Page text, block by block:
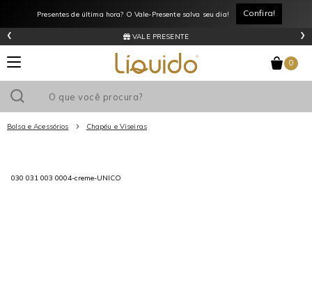
Presentes de última hora? O Vale-Presente salva seu dia! Confira!
VALE PRESENTE
‹ ›
0
Bolsa e Acessórios Chapéu e Viseiras
030 031 003 0004-creme-UNICO